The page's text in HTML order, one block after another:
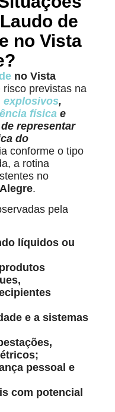
de
no Vista
no Vista
previstas na
explosivos,
física e
representar
do
conforme o tipo
a rotina
no
.
pela
líquidos ou
e a sistemas
pessoal e
com potencial